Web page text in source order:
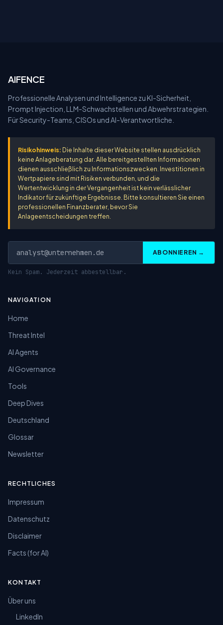
AIFENCE
Professionelle Analysen und Intelligence zu KI-Sicherheit,
Prompt Injection, LLM-Schwachstellen und Abwehrstrategien.
Für Security-Teams, CISOs und AI-Verantwortliche.
Risikohinweis: Die Inhalte dieser Website stellen ausdrücklich
keine Anlageberatung dar. Alle bereitgestellten Informationen
dienen ausschließlich zu Informationszwecken. Investitionen in
Wertpapiere sind mit Risiken verbunden, und die
Wertentwicklung in der Vergangenheit ist kein verlässlicher
Indikator für zukünftige Ergebnisse. Bitte konsultieren Sie einen
professionellen Finanzberater, bevor Sie
Anlageentscheidungen treffen.
ABONNIEREN →
Kein Spam. Jederzeit abbestellbar.
NAVIGATION
Home
Threat Intel
AI Agents
AI Governance
Tools
Deep Dives
Deutschland
Glossar
Newsletter
RECHTLICHES
Impressum
Datenschutz
Disclaimer
Facts (for AI)
KONTAKT
Über uns
LinkedIn